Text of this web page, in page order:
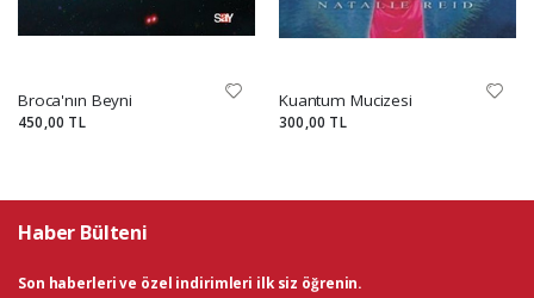
Broca'nın Beyni
450,00 TL
Kuantum Mucizesi
300,00 TL
Haber Bülteni
Son haberleri ve özel indirimleri ilk siz öğrenin.